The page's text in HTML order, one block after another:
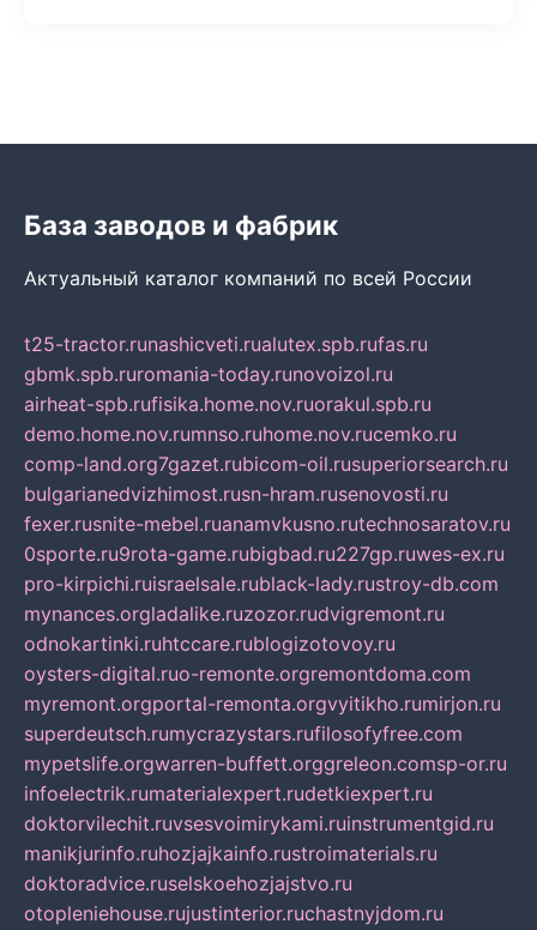
База заводов и фабрик
Актуальный каталог компаний по всей России
t25-tractor.runashicveti.rualutex.spb.rufas.ru
gbmk.spb.ruromania-today.runovoizol.ru
airheat-spb.rufisika.home.nov.ruorakul.spb.ru
demo.home.nov.rumnso.ruhome.nov.rucemko.ru
comp-land.org7gazet.rubicom-oil.rusuperiorsearch.ru
bulgarianedvizhimost.rusn-hram.rusenovosti.ru
fexer.rusnite-mebel.ruanamvkusno.rutechnosaratov.ru
0sporte.ru9rota-game.rubigbad.ru227gp.ruwes-ex.ru
pro-kirpichi.ruisraelsale.rublack-lady.rustroy-db.com
mynances.orgladalike.ruzozor.rudvigremont.ru
odnokartinki.ruhtccare.rublogizotovoy.ru
oysters-digital.ruo-remonte.orgremontdoma.com
myremont.orgportal-remonta.orgvyitikho.rumirjon.ru
superdeutsch.rumycrazystars.rufilosofyfree.com
mypetslife.orgwarren-buffett.orggreleon.comsp-or.ru
infoelectrik.rumaterialexpert.rudetkiexpert.ru
doktorvilechit.ruvsesvoimirykami.ruinstrumentgid.ru
manikjurinfo.ruhozjajkainfo.rustroimaterials.ru
doktoradvice.ruselskoehozjajstvo.ru
otopleniehouse.rujustinterior.ruchastnyjdom.ru